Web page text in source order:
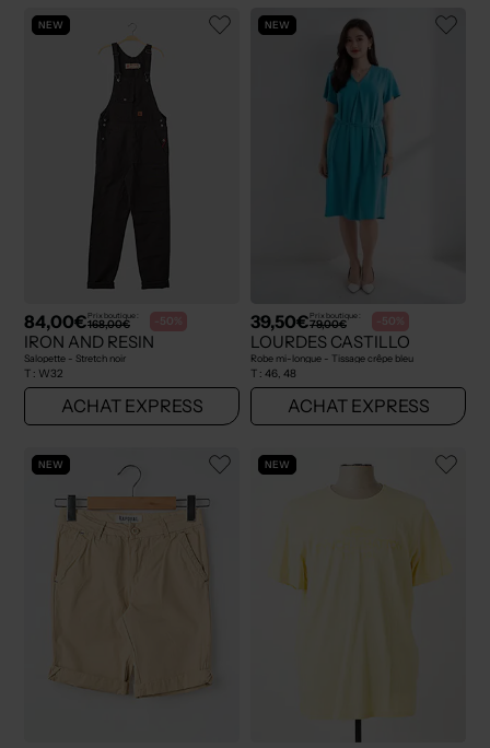
NEW
84,00€Prix boutique :
168,00€ -50%
IRON AND RESIN
Salopette - Stretch noir
T : W32
ACHAT EXPRESS
NEW
39,50€Prix boutique :
79,00€ -50%
LOURDES CASTILLO
Robe mi-longue - Tissage crêpe bleu
T : 46, 48
ACHAT EXPRESS
NEW NEW